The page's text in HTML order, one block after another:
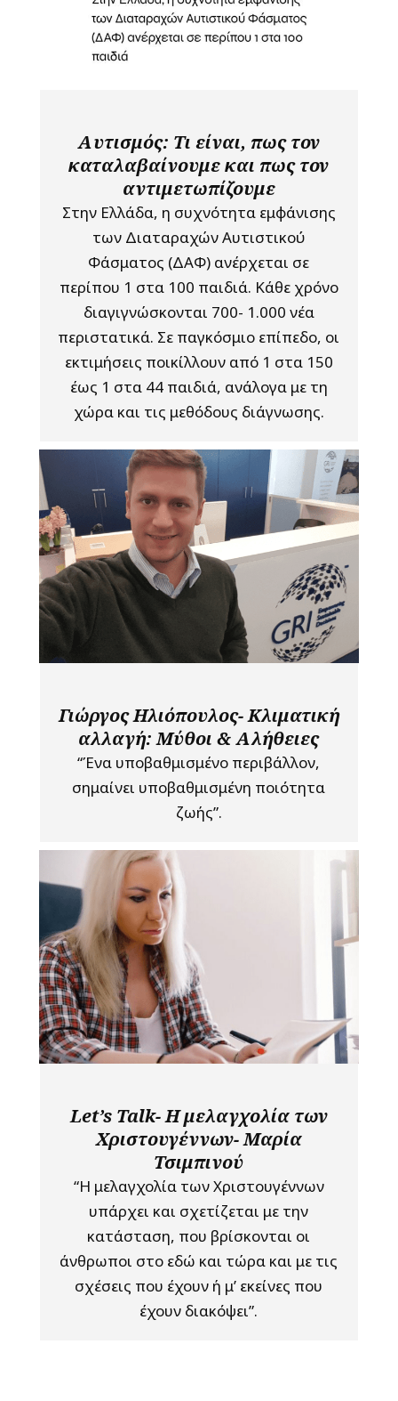
Αυτισμός: Τι είναι, πως τον
καταλαβαίνουμε και πως τον
αντιμετωπίζουμε
Στην Ελλάδα, η συχνότητα εμφάνισης
των Διαταραχών Αυτιστικού
Φάσματος (ΔΑΦ) ανέρχεται σε
περίπου 1 στα 100 παιδιά. Κάθε χρόνο
διαγιγνώσκονται 700- 1.000 νέα
περιστατικά. Σε παγκόσμιο επίπεδο, οι
εκτιμήσεις ποικίλλουν από 1 στα 150
έως 1 στα 44 παιδιά, ανάλογα με τη
χώρα και τις μεθόδους διάγνωσης.
Γιώργος Ηλιόπουλος- Κλιματική
αλλαγή: Μύθοι & Αλήθειες
“Ένα υποβαθμισμένο περιβάλλον,
σημαίνει υποβαθμισμένη ποιότητα
ζωής”.
Let’s Talk- Η μελαγχολία των
Χριστουγέννων- Μαρία
Τσιμπινού
“Η μελαγχολία των Χριστουγέννων
υπάρχει και σχετίζεται με την
κατάσταση, που βρίσκονται οι
άνθρωποι στο εδώ και τώρα και με τις
σχέσεις που έχουν ή μ’ εκείνες που
έχουν διακόψει”.